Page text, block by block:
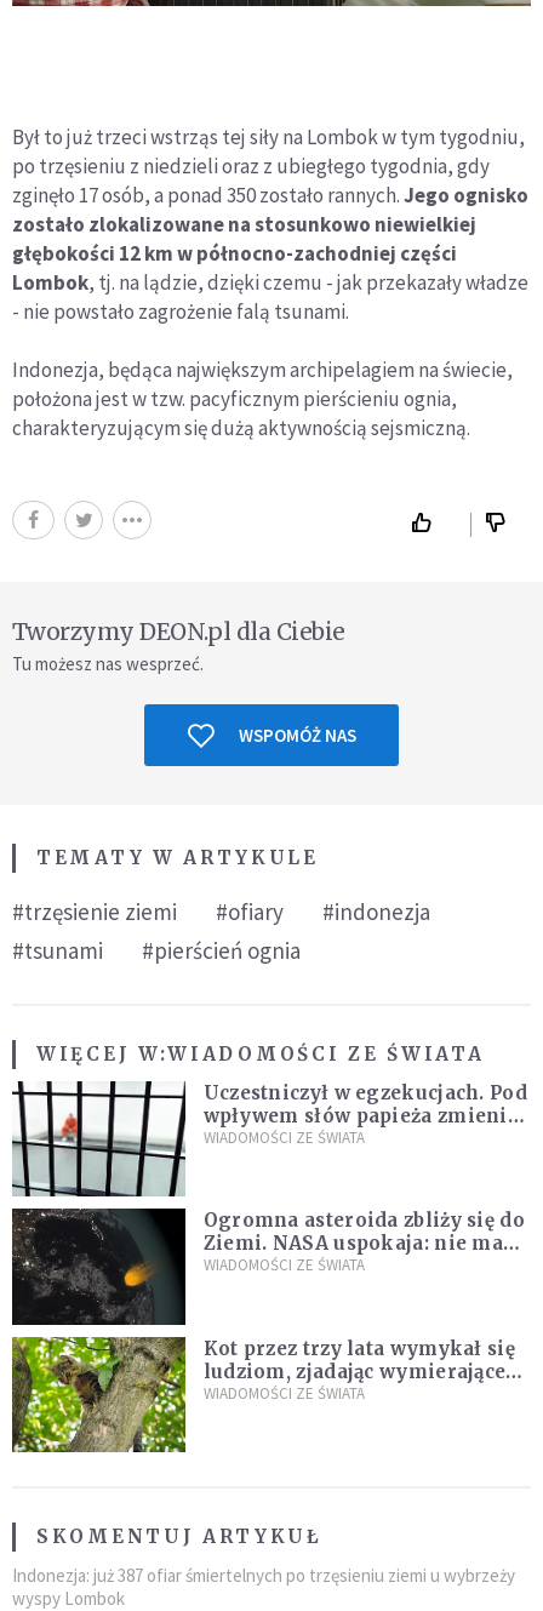
Był to już trzeci wstrząs tej siły na Lombok w tym tygodniu,
po trzęsieniu z niedzieli oraz z ubiegłego tygodnia, gdy
zginęło 17 osób, a ponad 350 zostało rannych.Jego ognisko
zostało zlokalizowane na stosunkowo niewielkiej
głębokości 12 km w północno-zachodniej części
Lombok, tj. na lądzie, dzięki czemu - jak przekazały władze
- nie powstało zagrożenie falą tsunami.
Indonezja, będąca największym archipelagiem na świecie,
położona jest w tzw. pacyficznym pierścieniu ognia,
charakteryzującym się dużą aktywnością sejsmiczną.
Tworzymy DEON.pl dla Ciebie
Tu możesz nas wesprzeć.
WSPOMÓŻ NAS
TEMATY W ARTYKULE
#trzęsienie ziemi #ofiary
#indonezja
#tsunami
#pierścień ognia
WIĘCEJ W:WIADOMOŚCI ZE ŚWIATA
Uczestniczył w egzekucjach. Pod
wpływem słów papieża zmienił
zdanie
WIADOMOŚCI ZE ŚWIATA
Ogromna asteroida zbliży się do
Ziemi. NASA uspokaja: nie ma
zagrożenia
WIADOMOŚCI ZE ŚWIATA
Kot przez trzy lata wymykał się
ludziom, zjadając wymierające
kaczki. W końcu popełnił
WIADOMOŚCI ZE ŚWIATA
SKOMENTUJ ARTYKUŁ
Indonezja: już 387 ofiar śmiertelnych po trzęsieniu ziemi u wybrzeży
wyspy Lombok